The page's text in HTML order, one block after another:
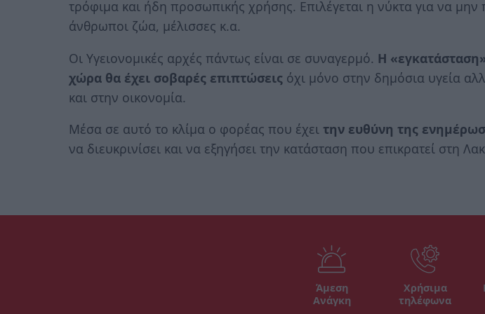
τρόφιμα και ήδη προσωπικής χρήσης. Επιλέγεται η νύκτα για να
άνθρωποι ζώα, μέλισσες κ.α.
Οι Υγειονομικές αρχές πάντως είναι σε συναγερμό. Η
χώρα θα έχει σοβαρές επιπτώσεις όχι μόνο στην δημόσια υγεία
και στην οικονομία.
Μέσα σε αυτό το κλίμα ο φορέας που έχει την ευθύνη της
να διευκρινίσει και να εξηγήσει την κατάσταση που επικρατεί στη
Άμεση
Ανάγκη
Χρήσιμα
τηλέφωνα